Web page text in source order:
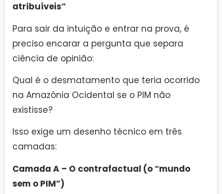
atribuíveis”
Para sair da intuição e entrar na prova, é
preciso encarar a pergunta que separa
ciência de opinião:
Qual é o desmatamento que teria ocorrido
na Amazônia Ocidental se o PIM não
existisse?
Isso exige um desenho técnico em três
camadas:
Camada A – O contrafactual (o “mundo
sem o PIM”)